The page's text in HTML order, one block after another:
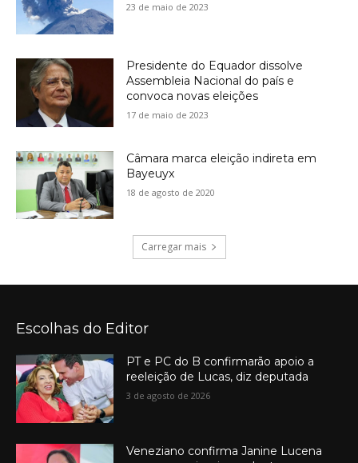
23 de maio de 2023
Presidente do Equador dissolve
Assembleia Nacional do país e
convoca novas eleições
17 de maio de 2023
Câmara marca eleição indireta em
Bayeuyx
18 de agosto de 2020
Carregar mais
Escolhas do Editor
PT e PC do B confirmarão apoio a
reeleição de Lucas, diz deputada
3 de agosto de 2026
Veneziano confirma Janine Lucena